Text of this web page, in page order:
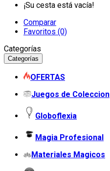
¡Su cesta está vacía!
Comparar
Favoritos (0)
Categorías
Categorías
OFERTAS
Juegos de Coleccion
Globoflexia
Magia Profesional
Materiales Magicos